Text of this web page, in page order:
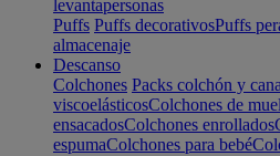
levantapersonas
Puffs Puffs decorativosPuffs
almacenaje
Descanso
Colchones Packs colchón y
viscoelásticosColchones de
ensacadosColchones enrollados
espumaColchones para bebé